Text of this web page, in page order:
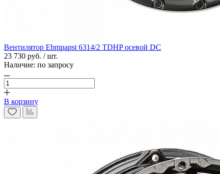
Вентилятор Ebmpapst 6314/2 TDHP осевой DC
23 730 руб. / шт.
Наличие: по запросу
В корзину